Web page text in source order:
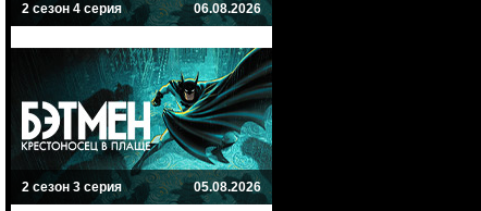
2 сезон 4 серия 06.08.2026
2 сезон 3 серия 05.08.2026